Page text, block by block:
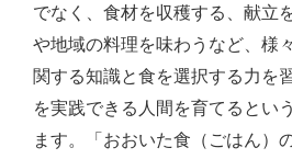
でなく、食材を収穫する、献立
や地域の料理を味わうなど、様
関する知識と食を選択する力を
を実践できる人間を育てるとい
ます。「おおいた食（ごはん）